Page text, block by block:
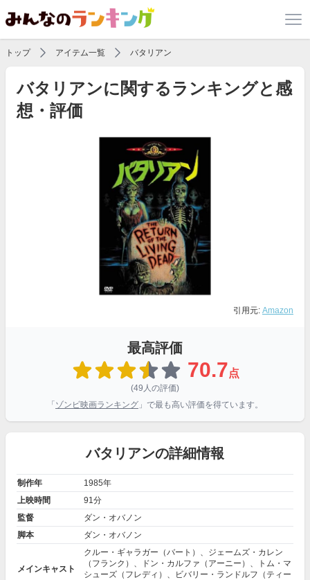
トップ アイテム一覧 バタリアン
バタリアンに関するランキングと感
想・評価
引用元: Amazon
最高評価
70.7点
(49人の評価)
「 ゾンビ映画ランキング 」で最も高い評価を得ています。
バタリアンの詳細情報
制作年
1985年
上映時間
91分
監督
ダン・オバノン
脚本
ダン・オバノン
メインキャスト
クルー・ギャラガー（バート）、ジェームズ・カレン
（フランク）、ドン・カルファ（アーニー）、トム・マ
シューズ（フレディ）、ビバリー・ランドルフ（ティー